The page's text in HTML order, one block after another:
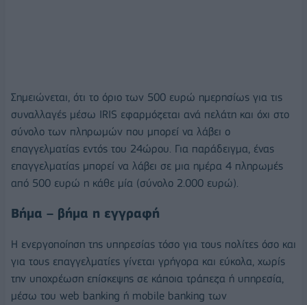
Σημειώνεται, ότι το όριο των 500 ευρώ ημερησίως για τις
συναλλαγές μέσω IRIS εφαρμόζεται ανά πελάτη και όχι στο
σύνολο των πληρωμών που μπορεί να λάβει ο
επαγγελματίας εντός του 24ώρου. Για παράδειγμα, ένας
επαγγελματίας μπορεί να λάβει σε μια ημέρα 4 πληρωμές
από 500 ευρώ η κάθε μία (σύνολο 2.000 ευρώ).
Βήμα – βήμα η εγγραφή
Η ενεργοποίηση της υπηρεσίας τόσο για τους πολίτες όσο και
για τους επαγγελματίες γίνεται γρήγορα και εύκολα, χωρίς
την υποχρέωση επίσκεψης σε κάποια τράπεζα ή υπηρεσία,
μέσω του web banking ή mobile banking των